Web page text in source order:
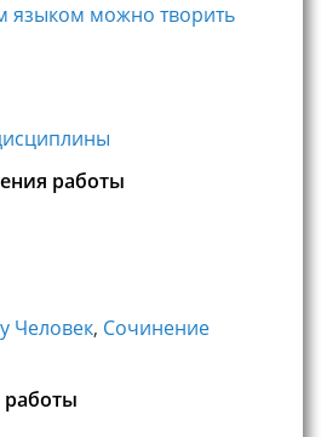
языком можно творить
работы
Человек, Сочинение